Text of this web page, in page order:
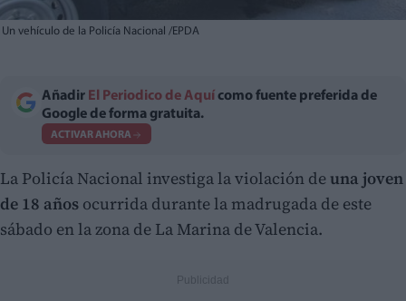
Un vehículo de la Policía Nacional /EPDA
Añadir El Periodico de Aquí como fuente preferida de
Google de forma gratuita.
ACTIVAR AHORA
La Policía Nacional investiga la violación de una joven
de 18 años ocurrida durante la madrugada de este
sábado en la zona de La Marina de Valencia.